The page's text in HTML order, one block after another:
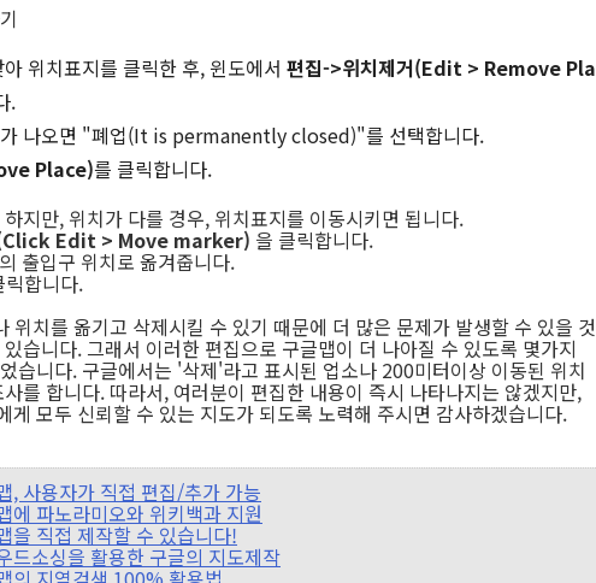
위치표지를 클릭한 후, 윈도에서 편집->위치제거(Edit > Remove Pla
.
나오면 "폐업(It is permanently closed)"를 선택합니다.
Place)를 클릭합니다.
지만, 위치가 다를 경우, 위치표지를 이동시키면 됩니다.
(Click Edit > Move marker) 을 클릭합니다.
출입구 위치로 옮겨줍니다.
릭합니다.
위치를 옮기고 삭제시킬 수 있기 때문에 더 많은 문제가 발생할 수 있을 것
습니다. 그래서 이러한 편집으로 구글맵이 더 나아질 수 있도록 몇가지
습니다. 구글에서는 '삭제'라고 표시된 업소나 200미터이상 이동된 위치
를 합니다. 따라서, 여러분이 편집한 내용이 즉시 나타나지는 않겠지만,
게 모두 신뢰할 수 있는 지도가 되도록 노력해 주시면 감사하겠습니다.
사용자가 직접 편집/추가 가능
파노라미오와 위키백과 지원
직접 제작할 수 있습니다!
소싱을 활용한 구글의 지도제작